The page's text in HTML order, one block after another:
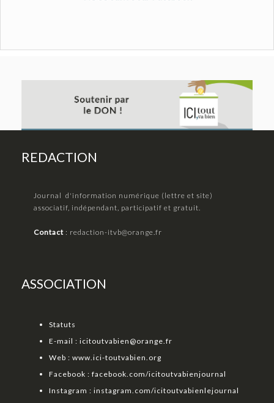
REDACTION
Journal d'information numérique (lettre et site)
associatif, indépendant, participatif et gratuit.
Contact : redaction-itvb@orange.fr
ASSOCIATION
Statuts
E-mail : icitoutvabien@orange.fr
Web : www.ici-toutvabien.org
Facebook : facebook.com/icitoutvabienjournal
Instagram : instagram.com/icitoutvabienlejournal